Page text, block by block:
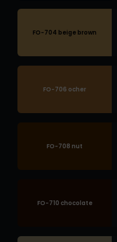
FO-704 beige brown
FO-706 ocher
FO-708 nut
FO-710 chocolate